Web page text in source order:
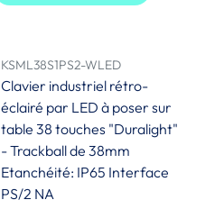
KSML38S1PS2-WLED
Clavier industriel rétro-
éclairé par LED à poser sur
table 38 touches "Duralight"
- Trackball de 38mm
Etanchéité: IP65 Interface
PS/2 NA